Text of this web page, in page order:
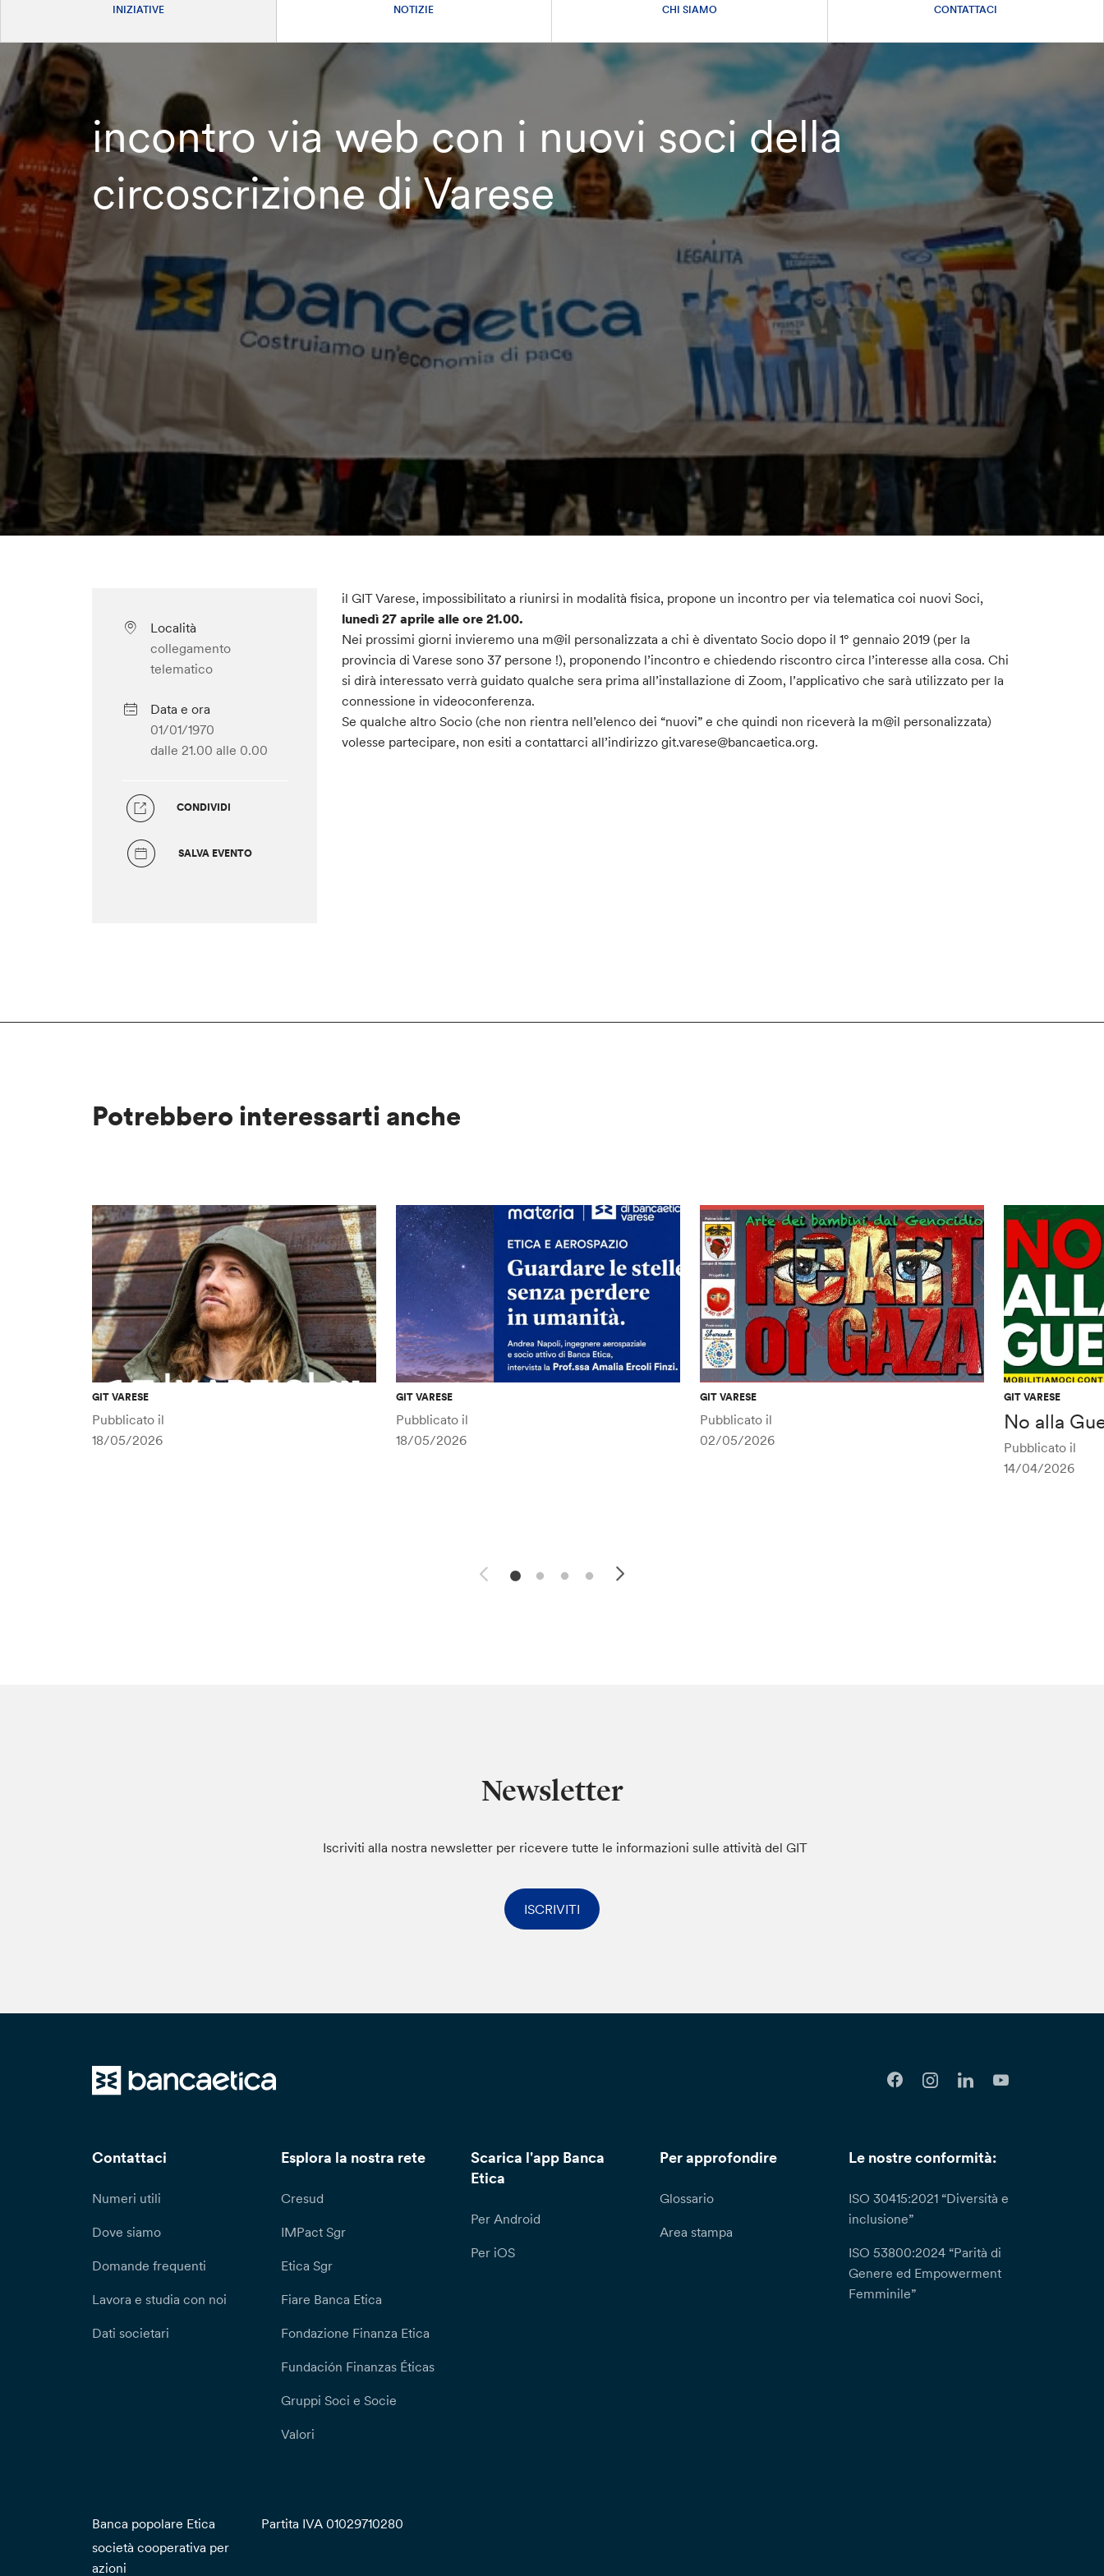
INIZIATIVE NOTIZIE CHI SIAMO CONTATTACI
incontro via web con i nuovi soci della
circoscrizione di Varese
Località
collegamento
telematico
Data e ora
01/01/1970
dalle 21.00 alle 0.00
CONDIVIDI
SALVA EVENTO
il GIT Varese, impossibilitato a riunirsi in modalità fisica, propone un incontro per via telematica coi nuovi Soci,
lunedì 27 aprile alle ore 21.00.
Nei prossimi giorni invieremo una m@il personalizzata a chi è diventato Socio dopo il 1° gennaio 2019 (per la
provincia di Varese sono 37 persone !), proponendo l’incontro e chiedendo riscontro circa l’interesse alla cosa. Chi
si dirà interessato verrà guidato qualche sera prima all’installazione di Zoom, l’applicativo che sarà utilizzato per la
connessione in videoconferenza.
Se qualche altro Socio (che non rientra nell’elenco dei “nuovi” e che quindi non riceverà la m@il personalizzata)
volesse partecipare, non esiti a contattarci all’indirizzo git.varese@bancaetica.org.
Potrebbero interessarti anche
GIT VARESE
Pubblicato il
18/05/2026
GIT VARESE
Pubblicato il
18/05/2026
GIT VARESE
Pubblicato il
02/05/2026
GIT VARESE
No alla
Pubblicato il
14/04/2026
Newsletter
Iscriviti alla nostra newsletter per ricevere tutte le informazioni sulle attività del GIT
ISCRIVITI
Contattaci
Numeri utili
Dove siamo
Domande frequenti
Lavora e studia con noi
Dati societari
Esplora la nostra rete
Cresud
IMPact Sgr
Etica Sgr
Fiare Banca Etica
Fondazione Finanza Etica
Fundación Finanzas Éticas
Gruppi Soci e Socie
Valori
Scarica l'app Banca
Etica
Per Android
Per iOS
Per approfondire
Glossario
Area stampa
Le nostre conformità:
ISO 30415:2021 “Diversità e
inclusione”
ISO 53800:2024 “Parità di
Genere ed Empowerment
Femminile”
Banca popolare Etica
società cooperativa per
azioni
Partita IVA 01029710280